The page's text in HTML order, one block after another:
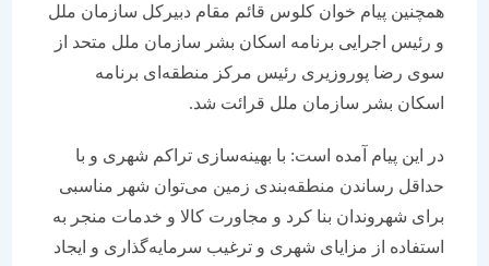
همچنین پیام خوان کلوس قائم مقام دبیرکل سازمان ملل
و رئیس اجرایی برنامه اسکان بشر سازمان ملل متحد از
سوی رضا پوروزیری رئیس مرکز منطقه‌ای برنامه
اسکان بشر سازمان ملل قرائت شد.
در این پیام آمده است: با بهینه‌سازی تراکم شهری و با
حداقل رساندن منطقه‌بندی زمین می‌توان شهر مناسبی
برای شهروندان بنا کرد و مجاورت کالا و خدمات منجر به
استفاده از مزایای شهری و ترغیب سرمایه‌گذاری و ایجاد